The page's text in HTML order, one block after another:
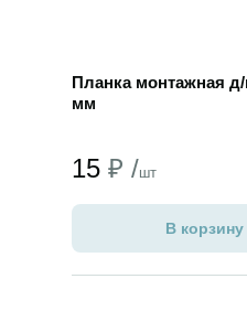
Планка монтажная д/
мм
15 ₽ /шт
В корзину